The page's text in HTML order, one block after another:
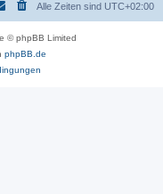
Alle Zeiten sind UTC+02:00
© phpBB Limited
phpBB.de